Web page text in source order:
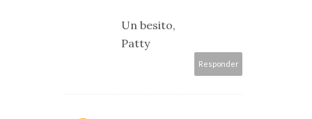
Un besito,
Patty
Responder